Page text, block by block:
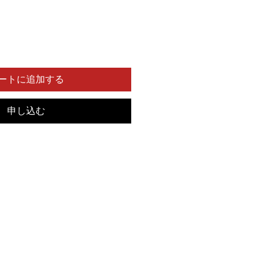
トに追加する
申し込む